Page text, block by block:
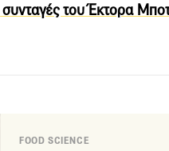
του Έκτορα
FOOD SCIENCE